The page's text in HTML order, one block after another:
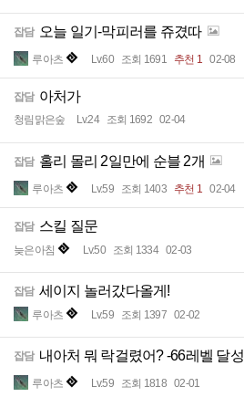
잡담 오늘 일기-막피러를 쥬겼따
루아츠 Lv.60 조회 1691 추천 1 02-08
잡담 아처가
청림맑은숲 Lv.24 조회 1692 02-04
잡담 홀리 몰리 2일만에 순블 2개
루아츠 Lv.59 조회 1403 추천 1 02-04
잡담 스킬 질문
늦은아침 Lv.50 조회 1334 02-03
잡담 세이지 놀러갔다올게!
루아츠 Lv.59 조회 1397 02-02
잡담 내아처 뭐 락걸렸어? -66레벨 달성
루아츠 Lv.59 조회 1818 02-01